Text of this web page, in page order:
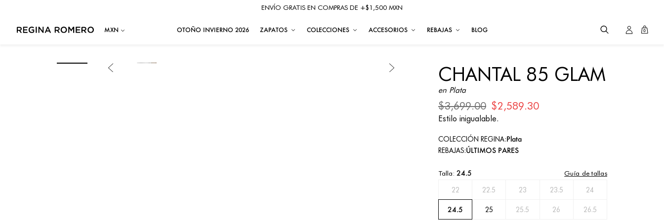
ENVÍO GRATIS EN COMPRAS DE +$1,500 MXN
OTOÑO INVIERNO 2026 ZAPATOS COLECCIONES ACCESORIOS REBAJAS BLOG 0
CHANTAL 85 GLAM
en Plata
$3,699.00 $2,589.30
Estilo inigualable.
COLECCIÓN REGINA:Plata
REBAJAS:ÚLTIMOS PARES
Talla: 24.5 Guía de tallas
22 22.5 23 23.5 24
24.5 25 25.5 26 26.5